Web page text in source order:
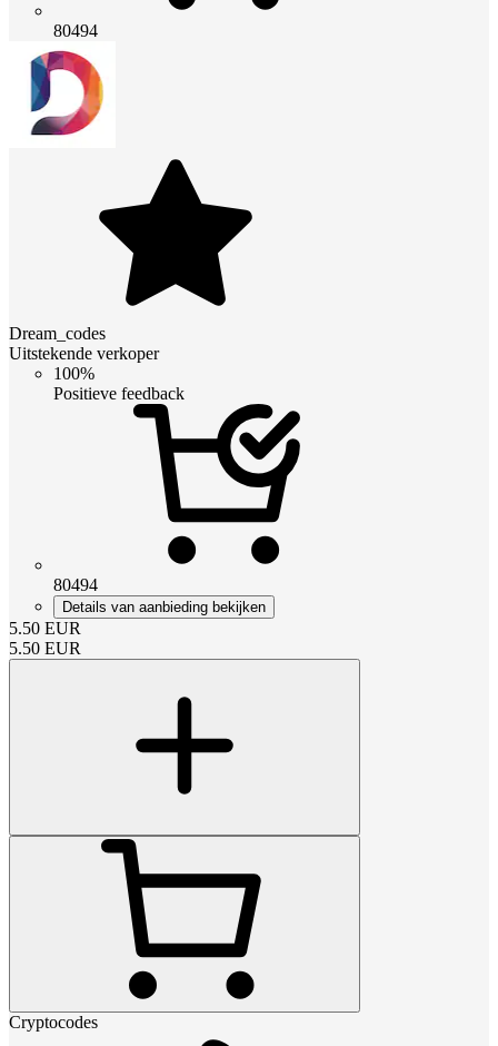
80494
Dream_codes
Uitstekende verkoper
100%
Positieve feedback
80494
Details van aanbieding bekijken
5.50 EUR
5.50 EUR
Cryptocodes